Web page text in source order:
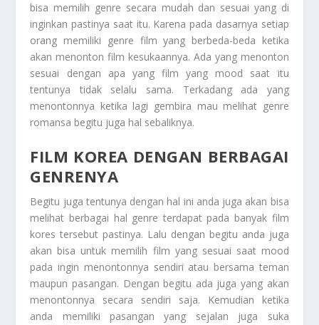
bisa memilih genre secara mudah dan sesuai yang di
inginkan pastinya saat itu. Karena pada dasarnya setiap
orang memiliki genre film yang berbeda-beda ketika
akan menonton film kesukaannya. Ada yang menonton
sesuai dengan apa yang film yang mood saat itu
tentunya tidak selalu sama. Terkadang ada yang
menontonnya ketika lagi gembira mau melihat genre
romansa begitu juga hal sebaliknya.
FILM KOREA DENGAN BERBAGAI
GENRENYA
Begitu juga tentunya dengan hal ini anda juga akan bisa
melihat berbagai hal genre terdapat pada banyak film
kores tersebut pastinya. Lalu dengan begitu anda juga
akan bisa untuk memilih film yang sesuai saat mood
pada ingin menontonnya sendiri atau bersama teman
maupun pasangan. Dengan begitu ada juga yang akan
menontonnya secara sendiri saja. Kemudian ketika
anda memiliki pasangan yang sejalan juga suka